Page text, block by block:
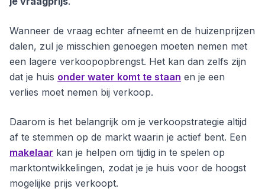
Wanneer de vraag echter afneemt en de huizenprijzen
dalen, zul je misschien genoegen moeten nemen met
een lagere verkoopopbrengst. Het kan dan zelfs zijn
dat je huis onder water komt te staan en je een
verlies moet nemen bij verkoop.
Daarom is het belangrijk om je verkoopstrategie altijd
af te stemmen op de markt waarin je actief bent. Een
makelaar kan je helpen om tijdig in te spelen op
marktontwikkelingen, zodat je je huis voor de hoogst
mogelijke prijs verkoopt.